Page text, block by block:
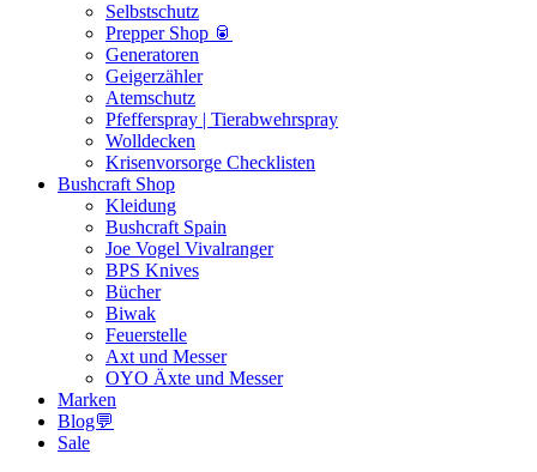
Selbstschutz
Prepper Shop 🥫
Generatoren
Geigerzähler
Atemschutz
Pfefferspray | Tierabwehrspray
Wolldecken
Krisenvorsorge Checklisten
Bushcraft Shop
Kleidung
Bushcraft Spain
Joe Vogel Vivalranger
BPS Knives
Bücher
Biwak
Feuerstelle
Axt und Messer
OYO Äxte und Messer
Marken
Blog💬
Sale